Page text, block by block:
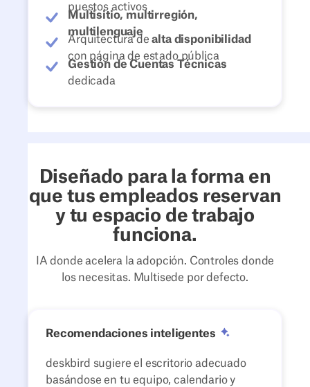
puestos activos
Multisitio, multirregión,
multilenguaje
Arquitectura dealta disponibilidad
con página de estado pública
Gestión de Cuentas Técnicas
dedicada
Diseñado para la forma en
que tus empleados reservan
y tu espacio de trabajo
funciona.
IA donde acelera la adopción. Controles donde
los necesitas. Multisede por defecto.
Recomendaciones inteligentes
deskbird sugiere el escritorio adecuado
basándose en tu equipo, calendario y